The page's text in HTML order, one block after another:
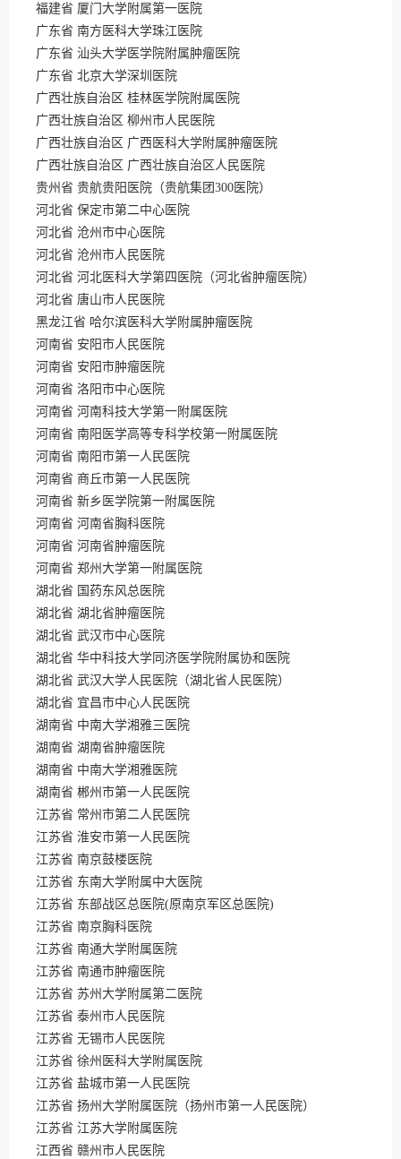
福建省 厦门大学附属第一医院
广东省 南方医科大学珠江医院
广东省 汕头大学医学院附属肿瘤医院
广东省 北京大学深圳医院
广西壮族自治区 桂林医学院附属医院
广西壮族自治区 柳州市人民医院
广西壮族自治区 广西医科大学附属肿瘤医院
广西壮族自治区 广西壮族自治区人民医院
贵州省 贵航贵阳医院（贵航集团300医院）
河北省 保定市第二中心医院
河北省 沧州市中心医院
河北省 沧州市人民医院
河北省 河北医科大学第四医院（河北省肿瘤医院）
河北省 唐山市人民医院
黑龙江省 哈尔滨医科大学附属肿瘤医院
河南省 安阳市人民医院
河南省 安阳市肿瘤医院
河南省 洛阳市中心医院
河南省 河南科技大学第一附属医院
河南省 南阳医学高等专科学校第一附属医院
河南省 南阳市第一人民医院
河南省 商丘市第一人民医院
河南省 新乡医学院第一附属医院
河南省 河南省胸科医院
河南省 河南省肿瘤医院
河南省 郑州大学第一附属医院
湖北省 国药东风总医院
湖北省 湖北省肿瘤医院
湖北省 武汉市中心医院
湖北省 华中科技大学同济医学院附属协和医院
湖北省 武汉大学人民医院（湖北省人民医院）
湖北省 宜昌市中心人民医院
湖南省 中南大学湘雅三医院
湖南省 湖南省肿瘤医院
湖南省 中南大学湘雅医院
湖南省 郴州市第一人民医院
江苏省 常州市第二人民医院
江苏省 淮安市第一人民医院
江苏省 南京鼓楼医院
江苏省 东南大学附属中大医院
江苏省 东部战区总医院(原南京军区总医院)
江苏省 南京胸科医院
江苏省 南通大学附属医院
江苏省 南通市肿瘤医院
江苏省 苏州大学附属第二医院
江苏省 泰州市人民医院
江苏省 无锡市人民医院
江苏省 徐州医科大学附属医院
江苏省 盐城市第一人民医院
江苏省 扬州大学附属医院（扬州市第一人民医院）
江苏省 江苏大学附属医院
江西省 赣州市人民医院